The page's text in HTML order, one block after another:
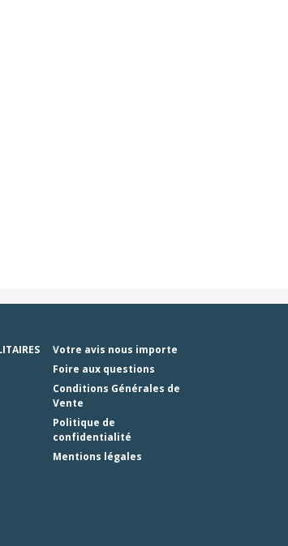
Votre avis nous importe
Foire aux questions
Conditions Générales de
Vente
Politique de
confidentialité
Mentions légales